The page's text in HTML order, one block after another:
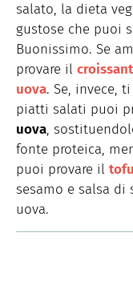
salato, la dieta
gustose che puoi
Buonissimo. Se
provare il
uova. Se, invece,
piatti salati puoi
uova,
fonte proteica,
puoi provare il
sesamo e salsa
uova.